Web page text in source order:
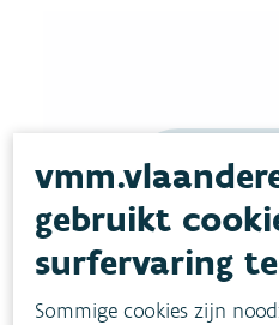
gebruikt
surfervaring
Sommige cookies zijn